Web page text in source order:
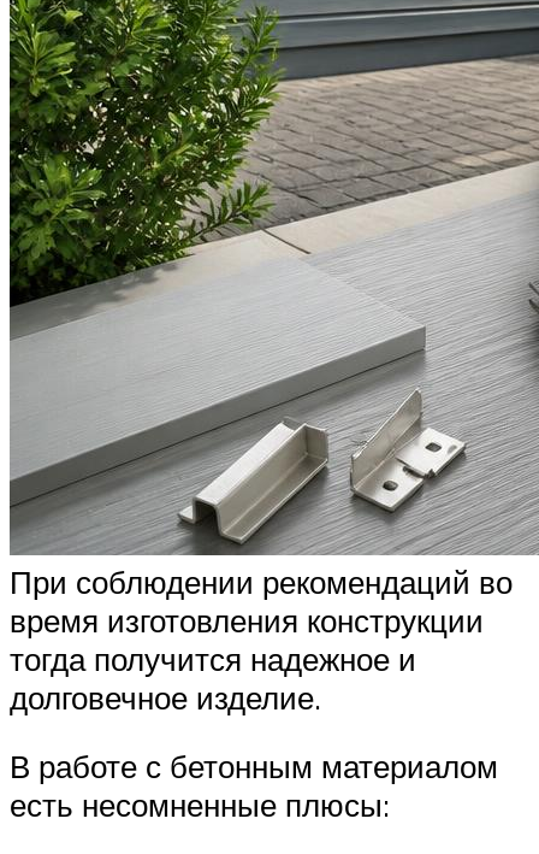
При соблюдении рекомендаций во
время изготовления конструкции
тогда получится надежное и
долговечное изделие.
В работе с бетонным материалом
есть несомненные плюсы: